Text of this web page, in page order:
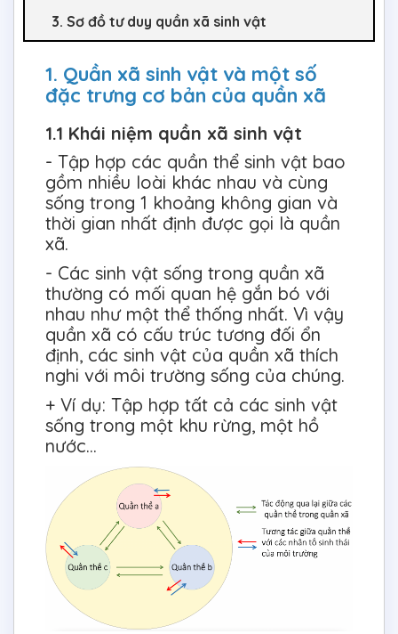
3. Sơ đồ tư duy quần xã sinh vật
1. Quần xã sinh vật và một số
đặc trưng cơ bản của quần xã
1.1 Khái niệm quần xã sinh vật
- Tập hợp các quần thể sinh vật bao
gồm nhiều loài khác nhau và cùng
sống trong 1 khoảng không gian và
thời gian nhất định được gọi là quần
xã.
- Các sinh vật sống trong quần xã
thường có mối quan hệ gắn bó với
nhau như một thể thống nhất. Vì vậy
quần xã có cấu trúc tương đối ổn
định, các sinh vật của quần xã thích
nghi với môi trường sống của chúng.
+ Ví dụ: Tập hợp tất cả các sinh vật
sống trong một khu rừng, một hồ
nước...